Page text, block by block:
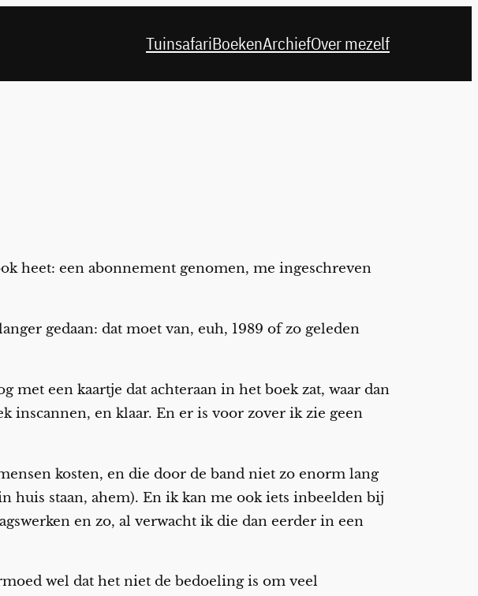
TuinsafariBoekenArchiefOver mezelf
heet: een abonnement genomen, me ingeschreven
gedaan: dat moet van, euh, 1989 of zo geleden
een kaartje dat achteraan in het boek zat, waar dan
inscannen, en klaar. En er is voor zover ik zie geen
kosten, en die door de band niet zo enorm lang
huis staan, ahem). En ik kan me ook iets inbeelden bij
en zo, al verwacht ik die dan eerder in een
wel dat het niet de bedoeling is om veel